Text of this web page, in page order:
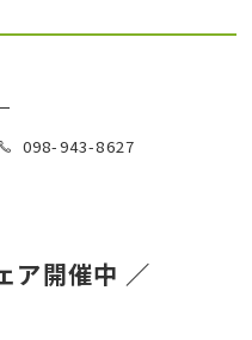
098-943-8627
ア開催中 ／